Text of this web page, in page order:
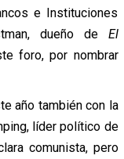
e Instituciones
dueño de El
foro, por nombrar
año también con la
líder político de
comunista, pero